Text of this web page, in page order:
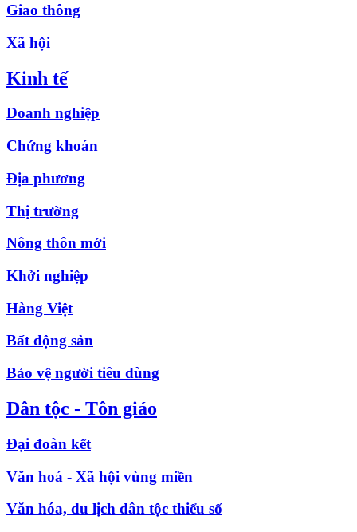
Giao thông
Xã hội
Kinh tế
Doanh nghiệp
Chứng khoán
Địa phương
Thị trường
Nông thôn mới
Khởi nghiệp
Hàng Việt
Bất động sản
Bảo vệ người tiêu dùng
Dân tộc - Tôn giáo
Đại đoàn kết
Văn hoá - Xã hội vùng miền
Văn hóa, du lịch dân tộc thiểu số